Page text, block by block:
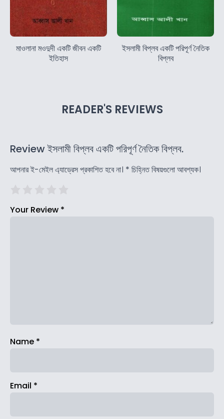
মাওলানা মওদুদী একটি জীবন একটি
ইতিহাস
ইসলামী বিপ্লব একটি পরিপূর্ণ নৈতিক
বিপ্লব
READER'S REVIEWS
Review ইসলামী বিপ্লব একটি পরিপূর্ণ নৈতিক বিপ্লব.
আপনার ই-মেইল এ্যাড্রেস প্রকাশিত হবে না। * চিহ্নিত বিষয়গুলো আবশ্যক।
Your Review *
Name *
Email *